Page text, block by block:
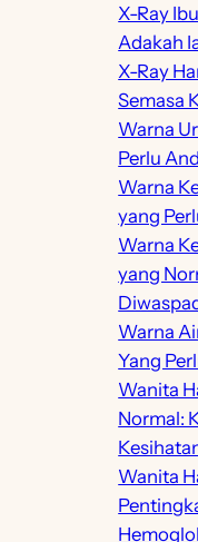
X-Ray
Adakah
X-Ray
Semasa
Warna
Perlu
Warna
yang
Warna
yang
Warna
Yang
Wanita
Normal:
Wanita